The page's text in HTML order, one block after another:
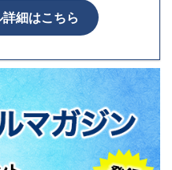
細はこちら